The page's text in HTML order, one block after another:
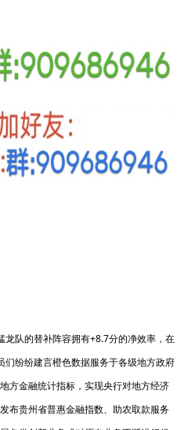
龙队的替补阵容拥有+8.7分的净效率，在
们纷纷建言橙色数据服务于各级地方政府
方金融统计指标，实现央行对地方经济
布贵州省普惠金融指数、助农取款服务